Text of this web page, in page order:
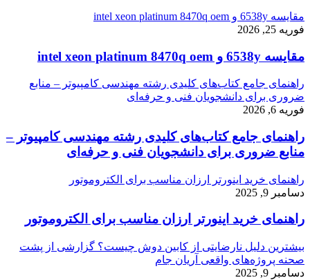
مقایسه 6538y و intel xeon platinum 8470q oem
فوریه 25, 2026
مقایسه 6538y و intel xeon platinum 8470q oem
راهنمای جامع کتاب‌های کلیدی رشته مهندسی کامپیوتر – منابع
ضروری برای دانشجویان فنی و حرفه‌ای
فوریه 6, 2026
راهنمای جامع کتاب‌های کلیدی رشته مهندسی کامپیوتر –
منابع ضروری برای دانشجویان فنی و حرفه‌ای
راهنمای خرید اینورتر ارزان مناسب برای الکتروموتور
دسامبر 9, 2025
راهنمای خرید اینورتر ارزان مناسب برای الکتروموتور
بیشترین دلیل نارضایتی از کابین دوش چیست؟ گزارشی از پشت
صحنه پروژه‌های واقعی آریان جام
دسامبر 9, 2025